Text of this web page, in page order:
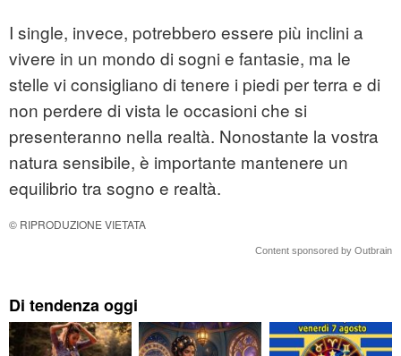
I single, invece, potrebbero essere più inclini a
vivere in un mondo di sogni e fantasie, ma le
stelle vi consigliano di tenere i piedi per terra e di
non perdere di vista le occasioni che si
presenteranno nella realtà. Nonostante la vostra
natura sensibile, è importante mantenere un
equilibrio tra sogno e realtà.
© RIPRODUZIONE VIETATA
Content sponsored by Outbrain
Di tendenza oggi